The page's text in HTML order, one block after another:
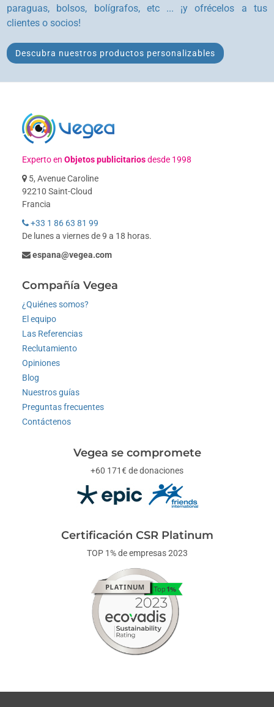
paraguas, bolsos, bolígrafos, etc ... ¡y ofrécelos a tus
clientes o socios!
Descubra nuestros productos personalizables
Experto enObjetos publicitariosdesde 1998
5, Avenue Caroline
92210 Saint-Cloud
Francia
+33 1 86 63 81 99
De lunes a viernes de 9 a 18 horas.
espana@vegea.com
Compañía Vegea
¿Quiénes somos?
El equipo
Las Referencias
Reclutamiento
Opiniones
Blog
Nuestros guías
Preguntas frecuentes
Contáctenos
Vegea se compromete
+60 171€ de donaciones
Certificación CSR Platinum
TOP 1% de empresas 2023